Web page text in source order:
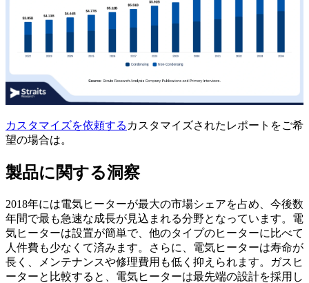
カスタマイズを依頼する カスタマイズされたレポートをご希
望の場合は。
製品に関する洞察
2018年には電気ヒーターが最大の市場シェアを占め、今後数
年間で最も急速な成長が見込まれる分野となっています。電
気ヒーターは設置が簡単で、他のタイプのヒーターに比べて
人件費も少なくて済みます。さらに、電気ヒーターは寿命が
長く、メンテナンスや修理費用も低く抑えられます。ガスヒ
ーターと比較すると、電気ヒーターは最先端の設計を採用し